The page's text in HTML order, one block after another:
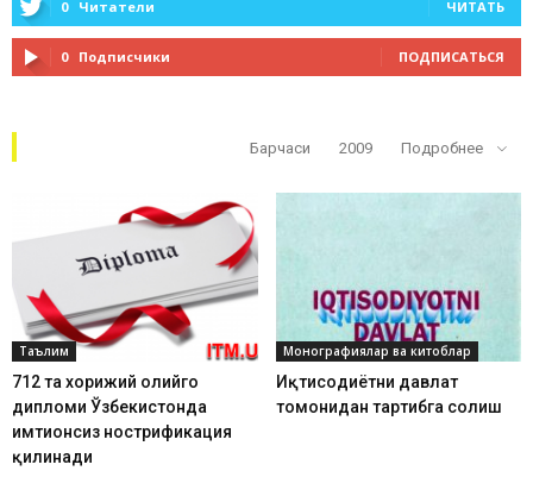
0 Читатели ЧИТАТЬ
0 Подписчики ПОДПИСАТЬСЯ
Барчаси 2009 Подробнее
Таълим
712 та хорижий олийгоҳ
дипломи Ўзбекистонда
имтиҳонсиз нострификация
қилинади
Монографиялар ва китоблар
Иқтисодиётни давлат
томонидан тартибга солиш